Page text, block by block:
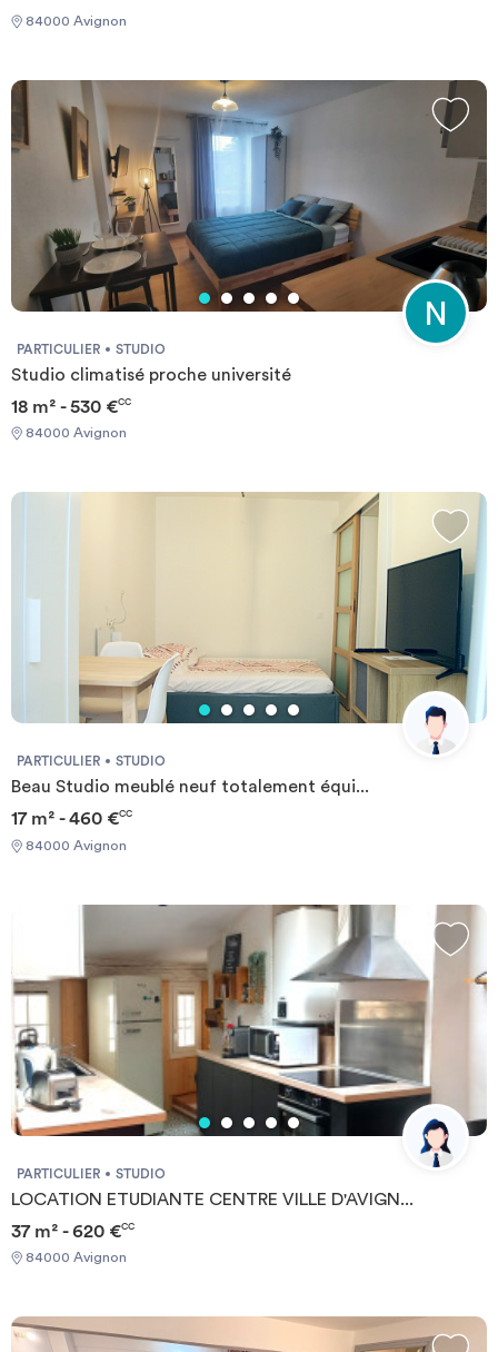
tabouret. Le logement est également composé de bureau et lit 1
l'électricité, le chauffage et la fibre sont inclus dans les charges.
Un plus ? Une laverie automatique. La résidence est bien desservi
par les transports en commun et facilement accessible par les
infrastructures routières. Proximité Parc des Sports, Centre
commercial Cap Sud, situé à 5km d'agro parc et du centre
d'AVIGNON. On compte autour de nombreux monuments
d'exception inscrits au patrimoine Mondial de l'Unesco, le Palais
des Papes, l'hôtel des monnaies, le musée du Petit Palais et la
cathédrale des Doms et ses fameux remparts. Enfin, le festival
d'Avignon a lieu tous les étés dans une ambiance chaleureuse et
pleine de joie.
84000 Avignon
PARTICULIER STUDIO
Studio climatisé proche université
18 m² - 530 €CC
84000 Avignon
PARTICULIER STUDIO
Beau Studio meublé neuf totalement équi...
17 m² - 460 €CC
84000 Avignon
PARTICULIER STUDIO
LOCATION ETUDIANTE CENTRE VILLE D'AVIGN...
37 m² - 620 €CC
84000 Avignon